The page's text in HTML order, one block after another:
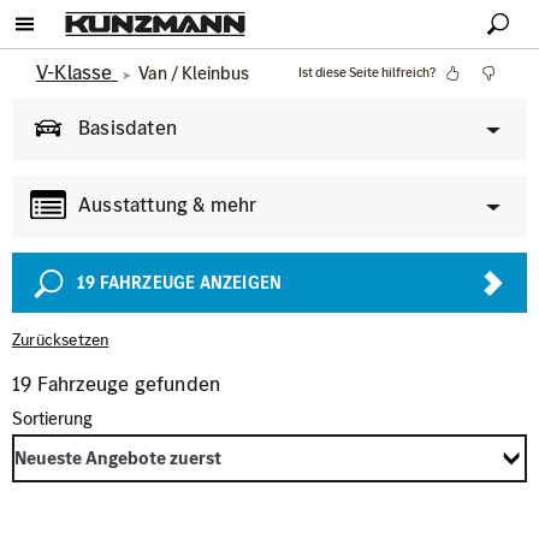
V-Klasse Van / Kleinbus Ist diese Seite hilfreich?
Basisdaten
Transporter
MERCEDES-BENZ
Ausstattung & mehr
Allgemeine Informationen
Garantie
Exterieur
AMG Styling
Anhängerkupplung
Panoramadach
Parkhilfe / Park-
19 FAHRZEUGE ANZEIGEN
Zurücksetzen
19 Fahrzeuge gefunden